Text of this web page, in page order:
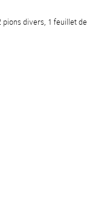
divers, 1 feuillet